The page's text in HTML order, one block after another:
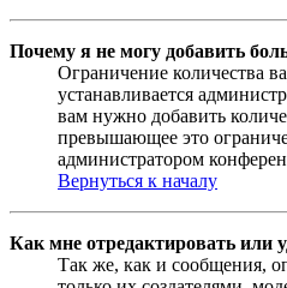
Почему я не могу добавить
Ограничение количества
устанавливается
вам нужно добавить
превышающее это
администратором
Вернуться к началу
Как мне отредактировать или
Так же, как и сообщения,